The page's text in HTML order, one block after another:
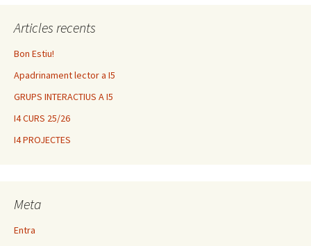
Articles recents
Bon Estiu!
Apadrinament lector a I5
GRUPS INTERACTIUS A I5
I4 CURS 25/26
I4 PROJECTES
Meta
Entra